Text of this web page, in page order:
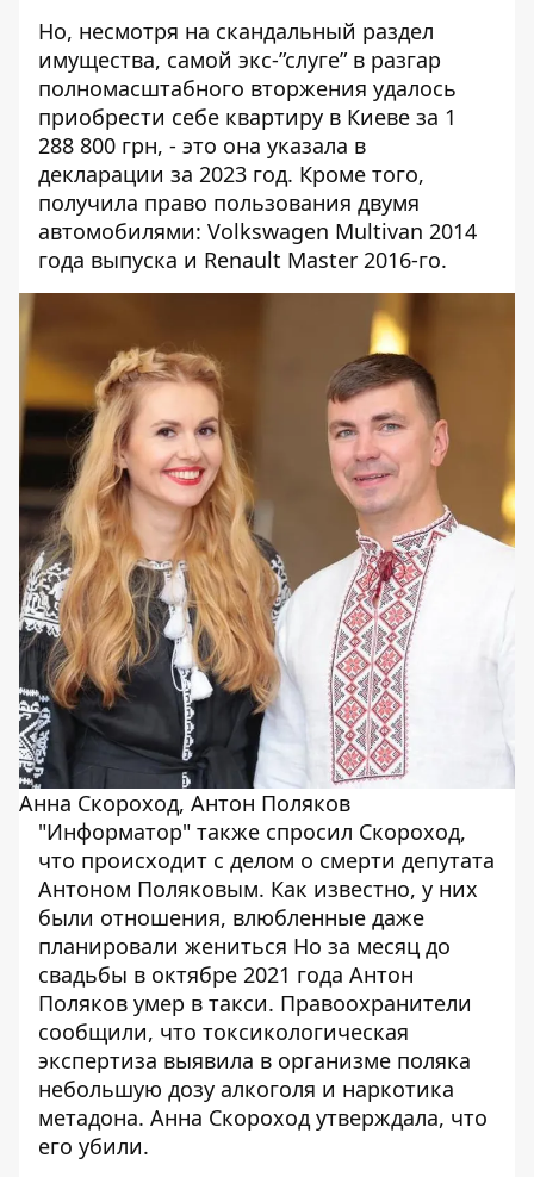
Но, несмотря на скандальный раздел
имущества, самой экс-”слуге” в разгар
полномасштабного вторжения удалось
приобрести себе квартиру в Киеве за 1
288 800 грн, - это она указала в
декларации за 2023 год. Кроме того,
получила право пользования двумя
автомобилями: Volkswagen Multivan 2014
года выпуска и Renault Master 2016-го.
Анна Скороход, Антон Поляков
"Информатор" также спросил Скороход,
что происходит с делом о смерти депутата
Антоном Поляковым. Как известно, у них
были отношения, влюбленные даже
планировали жениться Но за месяц до
свадьбы в октябре 2021 года Антон
Поляков умер в такси. Правоохранители
сообщили, что токсикологическая
экспертиза выявила в организме поляка
небольшую дозу алкоголя и наркотика
метадона. Анна Скороход утверждала, что
его убили.